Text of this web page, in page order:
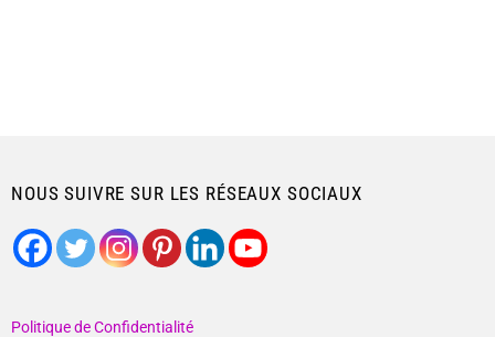
NOUS SUIVRE SUR LES RÉSEAUX SOCIAUX
Politique de Confidentialité